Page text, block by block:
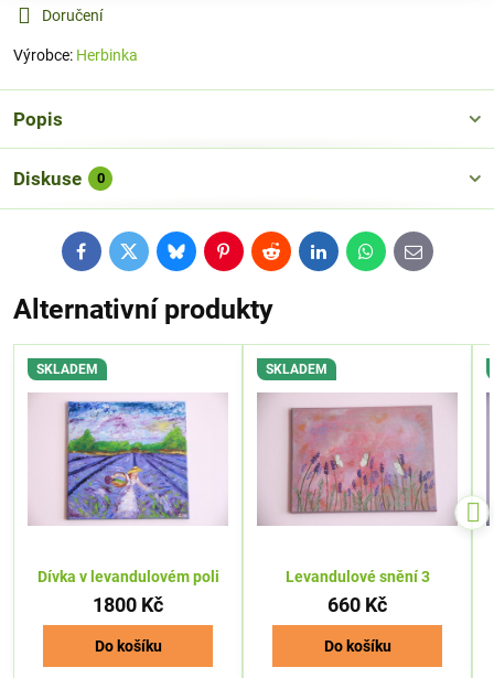
Doručení
Výrobce: Herbinka
Popis
Diskuse 0
FacebookTwitterBlueskyPinterestRedditLinkedInWhatsApp
E-
mail
Alternativní produkty
SKLADEM
Dívka v levandulovém poli
1800 Kč
Do košíku
SKLADEM
Levandulové snění 3
660 Kč
Do košíku